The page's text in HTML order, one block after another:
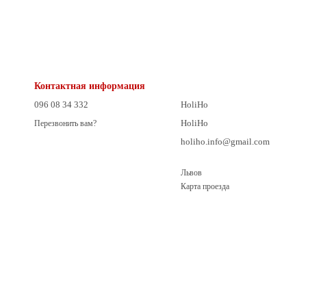
Контактная информация
096 08 34 332
Перезвонить вам?
HoliHo
HoliHo
holiho.info@gmail.com
Львов
Карта проезда